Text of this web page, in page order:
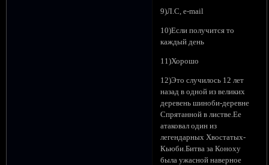
9)Л.С, e-mail
10)Если получится то
каждый день
11)Хорошо
12)Это случилось 12 лет
назад в одной из великих
деревень шиноби-деревне
Спрятанной в листве.Ее
атаковал один из
легендарных Хвостатых-
Кьюби.Битва за Коноху
была ужасной наверное